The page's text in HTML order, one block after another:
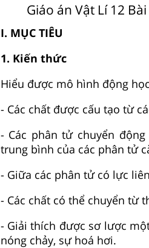
Giáo án Vật Lí 12
I. MỤC TIÊU
1. Kiến thức
Hiểu được mô hình động
- Các chất được cấu tạo từ
- Các phân tử chuyển
trung bình của các phân tử
- Giữa các phân tử có lực
- Các chất có thể chuyển từ
- Giải thích được sơ lược
nóng chảy, sự hoá hơi.